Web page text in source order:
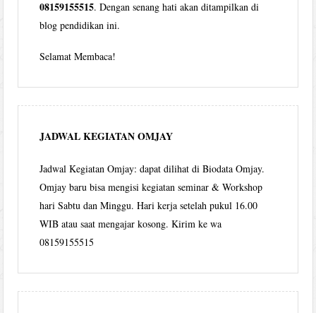
08159155515. Dengan senang hati akan ditampilkan di
blog pendidikan ini.
Selamat Membaca!
JADWAL KEGIATAN OMJAY
Jadwal Kegiatan Omjay: dapat dilihat di Biodata Omjay.
Omjay baru bisa mengisi kegiatan seminar & Workshop
hari Sabtu dan Minggu. Hari kerja setelah pukul 16.00
WIB atau saat mengajar kosong. Kirim ke wa
08159155515